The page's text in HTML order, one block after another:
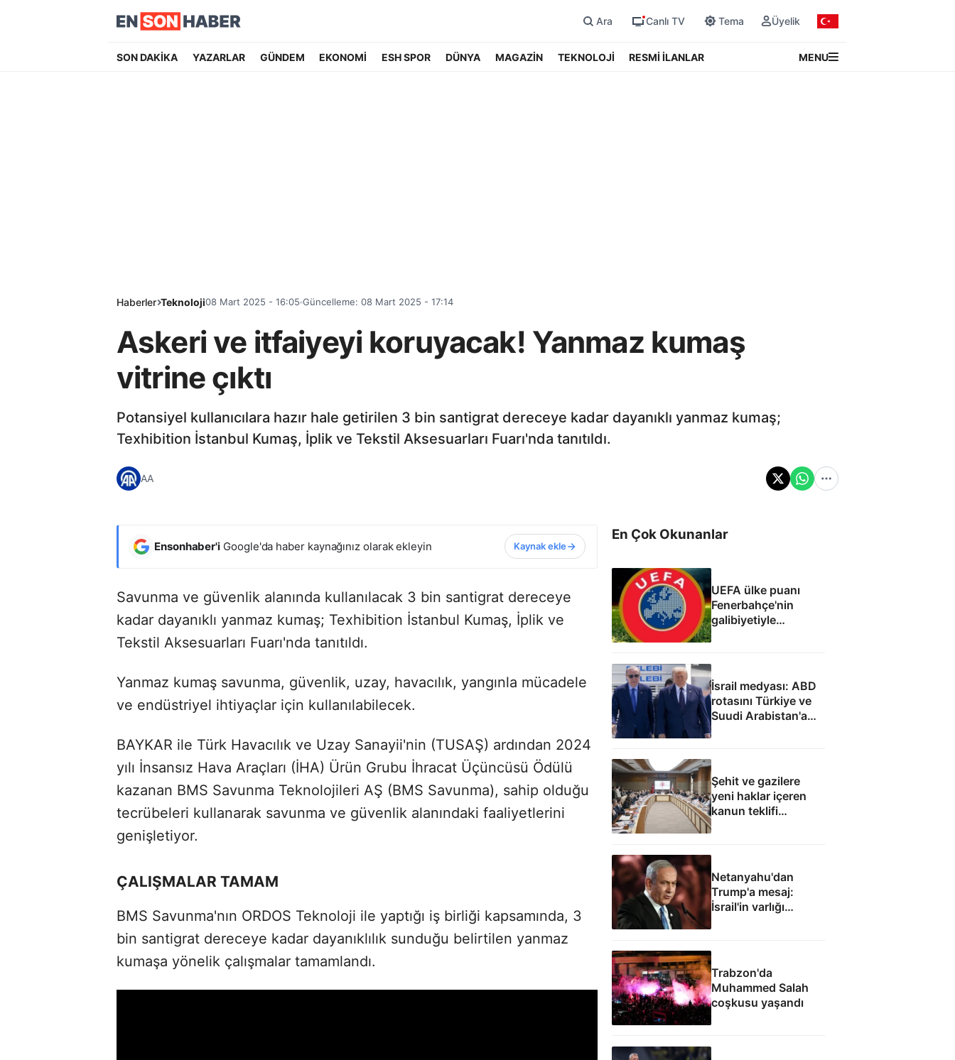
Ara Canlı TV Tema Üyelik
SON DAKİKA YAZARLAR GÜNDEM EKONOMİ ESH SPOR DÜNYA MAGAZİN TEKNOLOJİ RESMİ İLANLAR MENU
Haberler Teknoloji08 Mart 2025 - 16:05 Güncelleme: 08 Mart 2025 - 17:14
Askeri ve itfaiyeyi koruyacak! Yanmaz kumaş
vitrine çıktı
Potansiyel kullanıcılara hazır hale getirilen 3 bin santigrat dereceye kadar dayanıklı yanmaz kumaş;
Texhibition İstanbul Kumaş, İplik ve Tekstil Aksesuarları Fuarı'nda tanıtıldı.
AA
Ensonhaber'i Google'da haber kaynağınız olarak ekleyin Kaynak ekle
Savunma ve güvenlik alanında kullanılacak 3 bin santigrat dereceye
kadar dayanıklı yanmaz kumaş; Texhibition İstanbul Kumaş, İplik ve
Tekstil Aksesuarları Fuarı'nda tanıtıldı.
Yanmaz kumaş savunma, güvenlik, uzay, havacılık, yangınla mücadele
ve endüstriyel ihtiyaçlar için kullanılabilecek.
BAYKAR ile Türk Havacılık ve Uzay Sanayii'nin (TUSAŞ) ardından 2024
yılı İnsansız Hava Araçları (İHA) Ürün Grubu İhracat Üçüncüsü Ödülü
kazanan BMS Savunma Teknolojileri AŞ (BMS Savunma), sahip olduğu
tecrübeleri kullanarak savunma ve güvenlik alanındaki faaliyetlerini
genişletiyor.
ÇALIŞMALAR TAMAM
BMS Savunma'nın ORDOS Teknoloji ile yaptığı iş birliği kapsamında, 3
bin santigrat dereceye kadar dayanıklılık sunduğu belirtilen yanmaz
kumaşa yönelik çalışmalar tamamlandı.
En Çok Okunanlar
UEFA ülke puanı
Fenerbahçe'nin
galibiyetiyle
güncellendi
İsrail medyası: ABD
rotasını Türkiye ve
Suudi Arabistan'a
çevirdi
Şehit ve gazilere
yeni haklar içeren
kanun teklifi
komisyondan geçti
Netanyahu'dan
Trump'a mesaj:
İsrail'in varlığı
Trabzon'da
Muhammed Salah
coşkusu yaşandı